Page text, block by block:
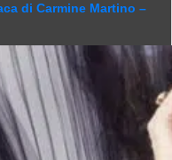
di Carmine Martino –